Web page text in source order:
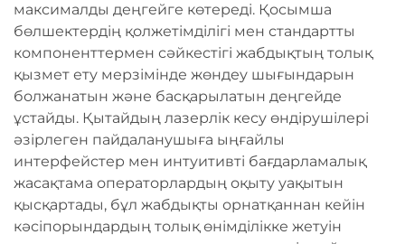
максималды деңгейге көтереді. Қосымша
бөлшектердің қолжетімділігі мен стандартты
компоненттермен сәйкестігі жабдықтың толық
қызмет ету мерзімінде жөндеу шығындарын
болжанатын және басқарылатын деңгейде
ұстайды. Қытайдың лазерлік кесу өндірушілері
әзірлеген пайдаланушыға ыңғайлы
интерфейстер мен интуитивті бағдарламалық
жасақтама операторлардың оқыту уақытын
қысқартады, бұл жабдықты орнатқаннан кейін
кәсіпорындардың толық өнімділікке жетуін